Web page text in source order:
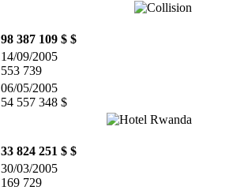
98 387 109 $ $
14/09/2005
553 739
06/05/2005
54 557 348 $
33 824 251 $ $
30/03/2005
169 729